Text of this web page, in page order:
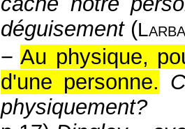
déguisement(
−Au physique,
d'une personne.
physiquement?